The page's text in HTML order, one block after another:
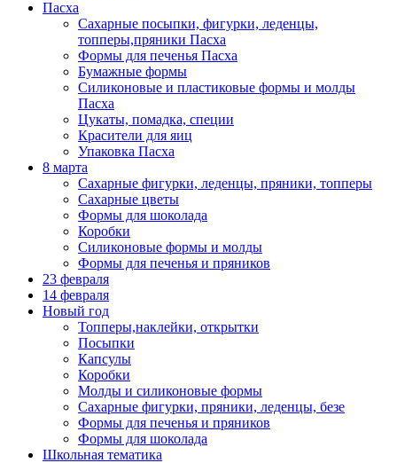
Пасха
Сахарные посыпки, фигурки, леденцы,
топперы,пряники Пасха
Формы для печенья Пасха
Бумажные формы
Силиконовые и пластиковые формы и молды
Пасха
Цукаты, помадка, специи
Красители для яиц
Упаковка Пасха
8 марта
Сахарные фигурки, леденцы, пряники, топперы
Сахарные цветы
Формы для шоколада
Коробки
Силиконовые формы и молды
Формы для печенья и пряников
23 февраля
14 февраля
Новый год
Топперы,наклейки, открытки
Посыпки
Капсулы
Коробки
Молды и силиконовые формы
Сахарные фигурки, пряники, леденцы, безе
Формы для печенья и пряников
Формы для шоколада
Школьная тематика